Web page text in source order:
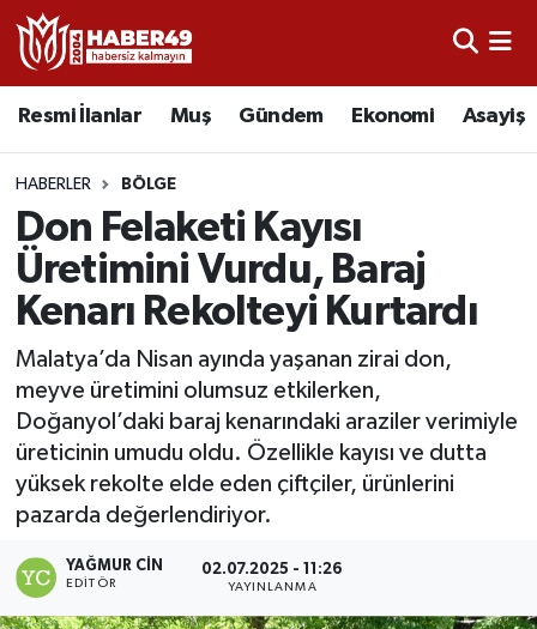
Resmi İlanlar Muş Gündem Ekonomi Asayiş
HABERLER BÖLGE
Don Felaketi Kayısı
Üretimini Vurdu, Baraj
Kenarı Rekolteyi Kurtardı
Malatya’da Nisan ayında yaşanan zirai don,
meyve üretimini olumsuz etkilerken,
Doğanyol’daki baraj kenarındaki araziler verimiyle
üreticinin umudu oldu. Özellikle kayısı ve dutta
yüksek rekolte elde eden çiftçiler, ürünlerini
pazarda değerlendiriyor.
YAĞMUR CIN
EDITÖR
02.07.2025 - 11:26
YAYINLANMA
Resmi İlanlar
Asayiş
Bölge
Eğitim
Sağlık
Gündem
Spor
Siyaset
Uşak Nöbetçi Eczaneler
Uşak Hava Durumu
Uşak Namaz Vakitleri
Uşak Trafik Yoğunluk Haritası
TFF 2.Lig Kırmızı Grup Puan Durumu ve Fikstür
Tüm Manşetler
Son Dakika Haberleri
Haber Arşivi